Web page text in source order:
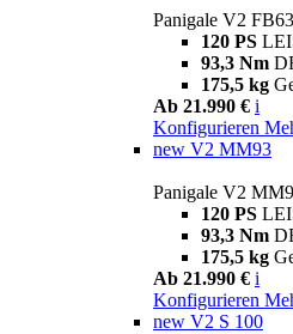
Panigale V2 FB63
120 PS
93,3 Nm
175,5 kg
Ab 21.990 € i
Konfigurieren
new V2 MM93
Panigale V2
120 PS
93,3 Nm
175,5 kg
Ab 21.990 € i
Konfigurieren
new V2 S 100